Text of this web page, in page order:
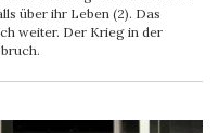
über ihr Leben (2). Das
weiter. Der Krieg in der